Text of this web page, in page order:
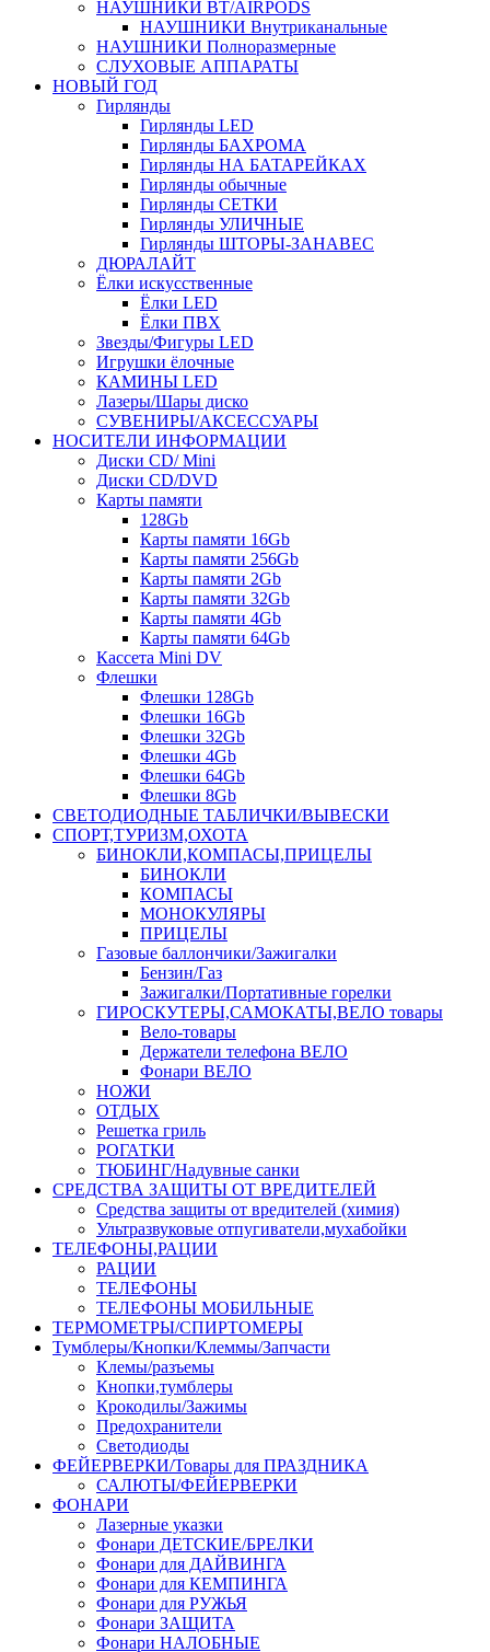
НАУШНИКИ BT/AIRPODS
НАУШНИКИ Внутриканальные
НАУШНИКИ Полноразмерные
СЛУХОВЫЕ АППАРАТЫ
НОВЫЙ ГОД
Гирлянды
Гирлянды LED
Гирлянды БАХРОМА
Гирлянды НА БАТАРЕЙКАХ
Гирлянды обычные
Гирлянды СЕТКИ
Гирлянды УЛИЧНЫЕ
Гирлянды ШТОРЫ-ЗАНАВЕС
ДЮРАЛАЙТ
Ёлки искусственные
Ёлки LED
Ёлки ПВХ
Звезды/Фигуры LED
Игрушки ёлочные
КАМИНЫ LED
Лазеры/Шары диско
СУВЕНИРЫ/АКСЕССУАРЫ
НОСИТЕЛИ ИНФОРМАЦИИ
Диски CD/ Mini
Диски CD/DVD
Карты памяти
128Gb
Карты памяти 16Gb
Карты памяти 256Gb
Карты памяти 2Gb
Карты памяти 32Gb
Карты памяти 4Gb
Карты памяти 64Gb
Кассета Mini DV
Флешки
Флешки 128Gb
Флешки 16Gb
Флешки 32Gb
Флешки 4Gb
Флешки 64Gb
Флешки 8Gb
СВЕТОДИОДНЫЕ ТАБЛИЧКИ/ВЫВЕСКИ
СПОРТ,ТУРИЗМ,ОХОТА
БИНОКЛИ,КОМПАСЫ,ПРИЦЕЛЫ
БИНОКЛИ
КОМПАСЫ
МОНОКУЛЯРЫ
ПРИЦЕЛЫ
Газовые баллончики/Зажигалки
Бензин/Газ
Зажигалки/Портативные горелки
ГИРОСКУТЕРЫ,САМОКАТЫ,ВЕЛО товары
Вело-товары
Держатели телефона ВЕЛО
Фонари ВЕЛО
НОЖИ
ОТДЫХ
Решетка гриль
РОГАТКИ
ТЮБИНГ/Надувные санки
СРЕДСТВА ЗАЩИТЫ ОТ ВРЕДИТЕЛЕЙ
Средства защиты от вредителей (химия)
Ультразвуковые отпугиватели,мухабойки
ТЕЛЕФОНЫ,РАЦИИ
РАЦИИ
ТЕЛЕФОНЫ
ТЕЛЕФОНЫ МОБИЛЬНЫЕ
ТЕРМОМЕТРЫ/СПИРТОМЕРЫ
Тумблеры/Кнопки/Клеммы/Запчасти
Клемы/разъемы
Кнопки,тумблеры
Крокодилы/Зажимы
Предохранители
Светодиоды
ФЕЙЕРВЕРКИ/Товары для ПРАЗДНИКА
САЛЮТЫ/ФЕЙЕРВЕРКИ
ФОНАРИ
Лазерные указки
Фонари ДЕТСКИЕ/БРЕЛКИ
Фонари для ДАЙВИНГА
Фонари для КЕМПИНГА
Фонари для РУЖЬЯ
Фонари ЗАЩИТА
Фонари НАЛОБНЫЕ